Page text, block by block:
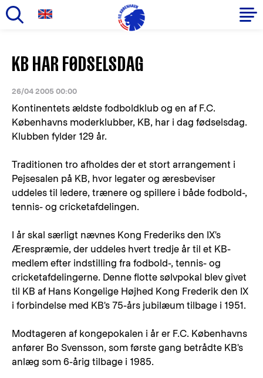
hovedindhold
Primær
navigation
KB HAR FØDSELSDAG
26/04 2005 00:00
Kontinentets ældste fodboldklub og en af F.C.
Københavns moderklubber, KB, har i dag fødselsdag.
Klubben fylder 129 år.
Traditionen tro afholdes der et stort arrangement i
Pejsesalen på KB, hvor legater og æresbeviser
uddeles til ledere, trænere og spillere i både fodbold-,
tennis- og cricketafdelingen.
I år skal særligt nævnes Kong Frederiks den IX's
Ærespræmie, der uddeles hvert tredje år til et KB-
medlem efter indstilling fra fodbold-, tennis- og
cricketafdelingerne. Denne flotte sølvpokal blev givet
til KB af Hans Kongelige Højhed Kong Frederik den IX
i forbindelse med KB's 75-års jubilæum tilbage i 1951.
Modtageren af kongepokalen i år er F.C. Københavns
anfører Bo Svensson, som første gang betrådte KB's
anlæg som 6-årig tilbage i 1985.